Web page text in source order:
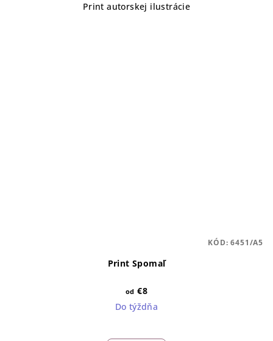
Print autorskej ilustrácie
Print Spomaľ
od €8
Do týždňa
KÓD:6451/A5